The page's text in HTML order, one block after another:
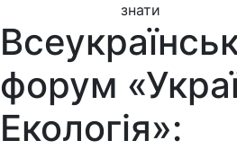
знати
форум
Екологія»: